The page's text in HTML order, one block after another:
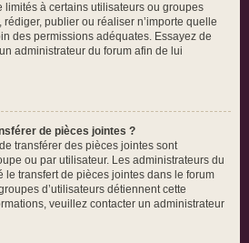
limités à certains utilisateurs ou groupes
rédiger, publier ou réaliser n’importe quelle
des permissions adéquates. Essayez de
administrateur du forum afin de lui
de pièces jointes ?
transférer des pièces jointes sont
ou par utilisateur. Les administrateurs du
le transfert de pièces jointes dans le forum
d’utilisateurs détiennent cette
veuillez contacter un administrateur